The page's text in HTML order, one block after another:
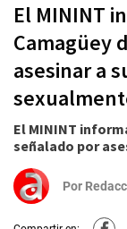
El MININT
Camagüey
asesinar a
El MININT
señalado por
Por